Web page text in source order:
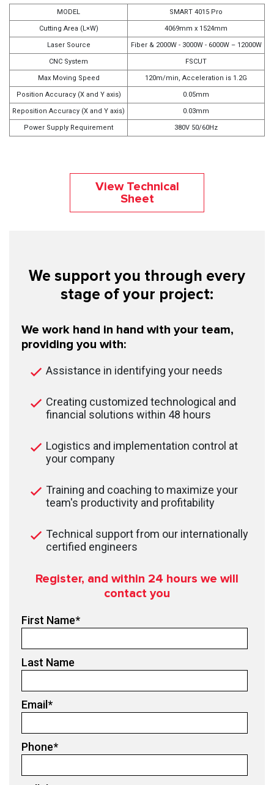
MODEL SMART 4015 Pro
Cutting Area (L×W) 4069mm x 1524mm
Laser Source Fiber & 2000W - 3000W - 6000W – 12000W
CNC System FSCUT
Max Moving Speed 120m/min, Acceleration is 1.2G
Position Accuracy (X and Y axis) 0.05mm
Reposition Accuracy (X and Y axis) 0.03mm
Power Supply Requirement 380V 50/60Hz
View Technical
Sheet
We support you through every
stage of your project:
We work hand in hand with your team,
providing you with:
Assistance in identifying your needs
Creating customized technological and
financial solutions within 48 hours
Logistics and implementation control at
your company
Training and coaching to maximize your
team's productivity and profitability
Technical support from our internationally
certified engineers
Register, and within 24 hours we will
contact you
First Name*
Last Name
Email*
Phone*